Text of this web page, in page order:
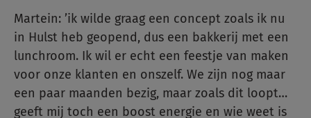
Martein: ’ik wilde graag een concept zoals ik nu
in Hulst heb geopend, dus een bakkerij met een
lunchroom. Ik wil er echt een feestje van maken
voor onze klanten en onszelf. We zijn nog maar
een paar maanden bezig, maar zoals dit loopt…
geeft mij toch een boost energie en wie weet is